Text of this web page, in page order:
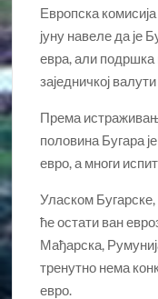
Европска
јуну навеле да је
евра, али подршка
заједничкој
Према
половина Бугара
евро, а многи
Уласком
ће остати ван
Мађарска,
тренутно нема
евро.